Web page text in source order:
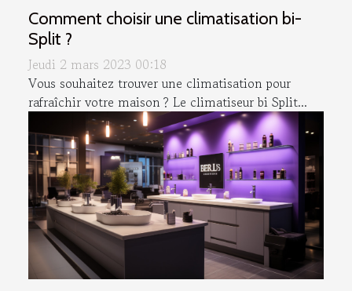
Comment choisir une climatisation bi-
Split ?
Jeudi 2 mars 2023 00:18
Vous souhaitez trouver une climatisation pour
rafraîchir votre maison ? Le climatiseur bi Split...